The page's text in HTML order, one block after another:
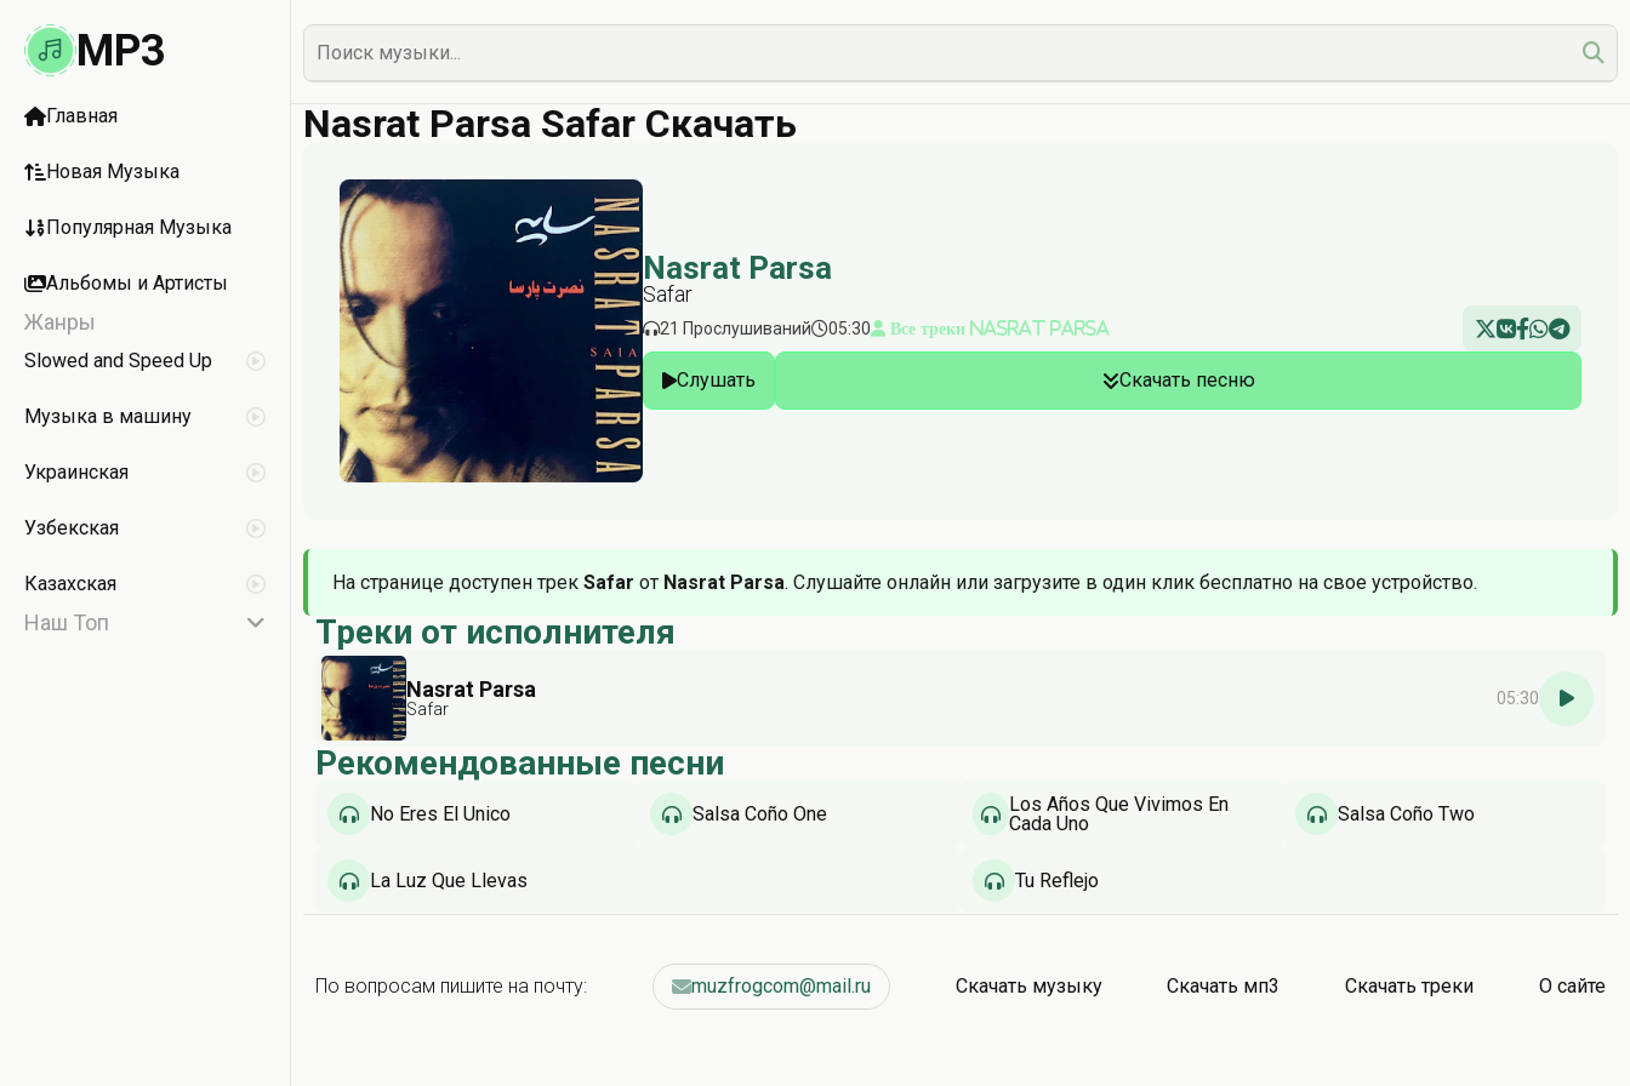
MP3
Главная
Новая Музыка
Популярная Музыка
Альбомы и Артисты
Жанры
Slowed and Speed Up
Музыка в машину
Украинская
Узбекская
Казахская
Наш Топ
Nasrat Parsa Safar Скачать
Nasrat Parsa
Safar
21 Прослушиваний 05:30 Все треки Nasrat Parsa
Слушать Скачать песню
На странице доступен трек Safar от Nasrat Parsa. Слушайте онлайн или загрузите в один клик бесплатно на свое устройство.
Треки от исполнителя
Nasrat Parsa
Safar
05:30
Рекомендованные песни
No Eres El Único Salsa Coño One
Los Años Que Vivimos En
Cada Uno
Salsa Coño Two
La Luz Que Llevas Tu Reflejo
По вопросам пишите на почту: muzfrogcom@mail.ru Скачать музыку Скачать мп3 Скачать треки О сайте